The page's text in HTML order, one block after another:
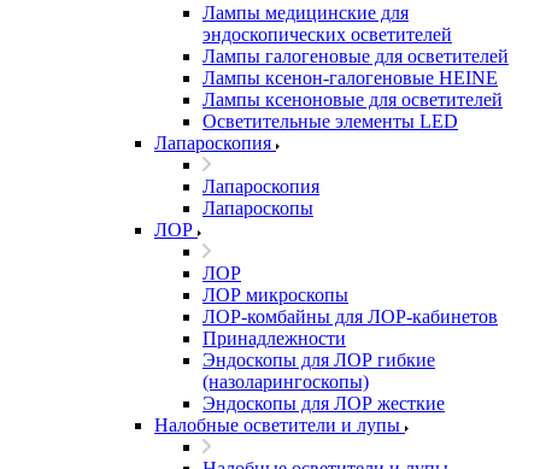
Лампы медицинские для
эндоскопических осветителей
Лампы галогеновые для осветителей
Лампы ксенон-галогеновые HEINE
Лампы ксеноновые для осветителей
Осветительные элементы LED
Лапароскопия
Лапароскопия
Лапароскопы
ЛОР
ЛОР
ЛОР микроскопы
ЛОР-комбайны для ЛОР-кабинетов
Принадлежности
Эндоскопы для ЛОР гибкие
(назоларингоскопы)
Эндоскопы для ЛОР жесткие
Налобные осветители и лупы